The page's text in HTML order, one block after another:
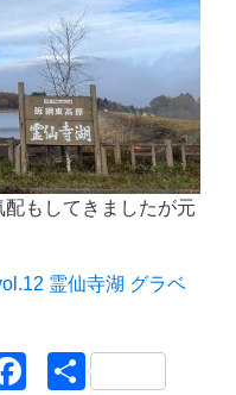
もしてきましたが元
霊仙寺湖 グラベ
Facebook
共